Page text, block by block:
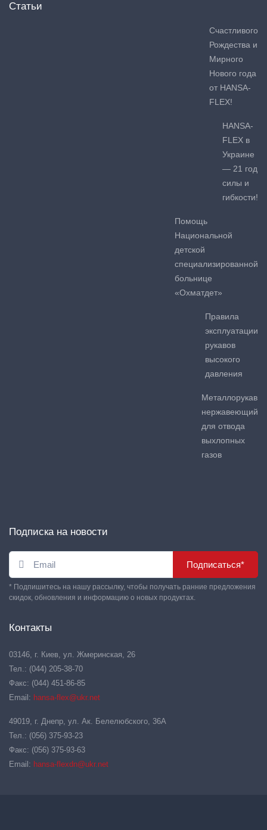
Статьи
Счастливого
Рождества и
Мирного
Нового года
от HANSA-
FLEX!
HANSA-
FLEX в
Украине
— 21 год
силы и
гибкости!
Помощь
Национальной
детской
специализированной
больнице
«Охматдет»
Правила
эксплуатации
рукавов
высокого
давления
Металлорукав
нержавеющий
для отвода
выхлопных
газов
Подписка на новости
Подписаться*
* Подпишитесь на нашу рассылку, чтобы получать ранние предложения
скидок, обновления и информацию о новых продуктах.
Контакты
03146, г. Киев, ул. Жмеринская, 26
Тел.: (044) 205-38-70
Факс: (044) 451-86-85
Email: hansa-flex@ukr.net
49019, г. Днепр, ул. Ак. Белелюбского, 36А
Тел.: (056) 375-93-23
Факс: (056) 375-93-63
Email: hansa-flexdn@ukr.net